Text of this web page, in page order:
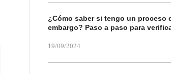
¿Cómo saber si tengo un proceso
embargo? Paso a paso para
19/09/2024